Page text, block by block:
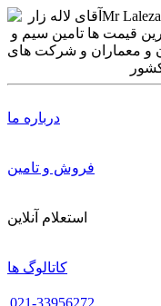
درباره ما
فروش و تامین
استعلام آنلاین
کاتالوگ ها
021-33956272